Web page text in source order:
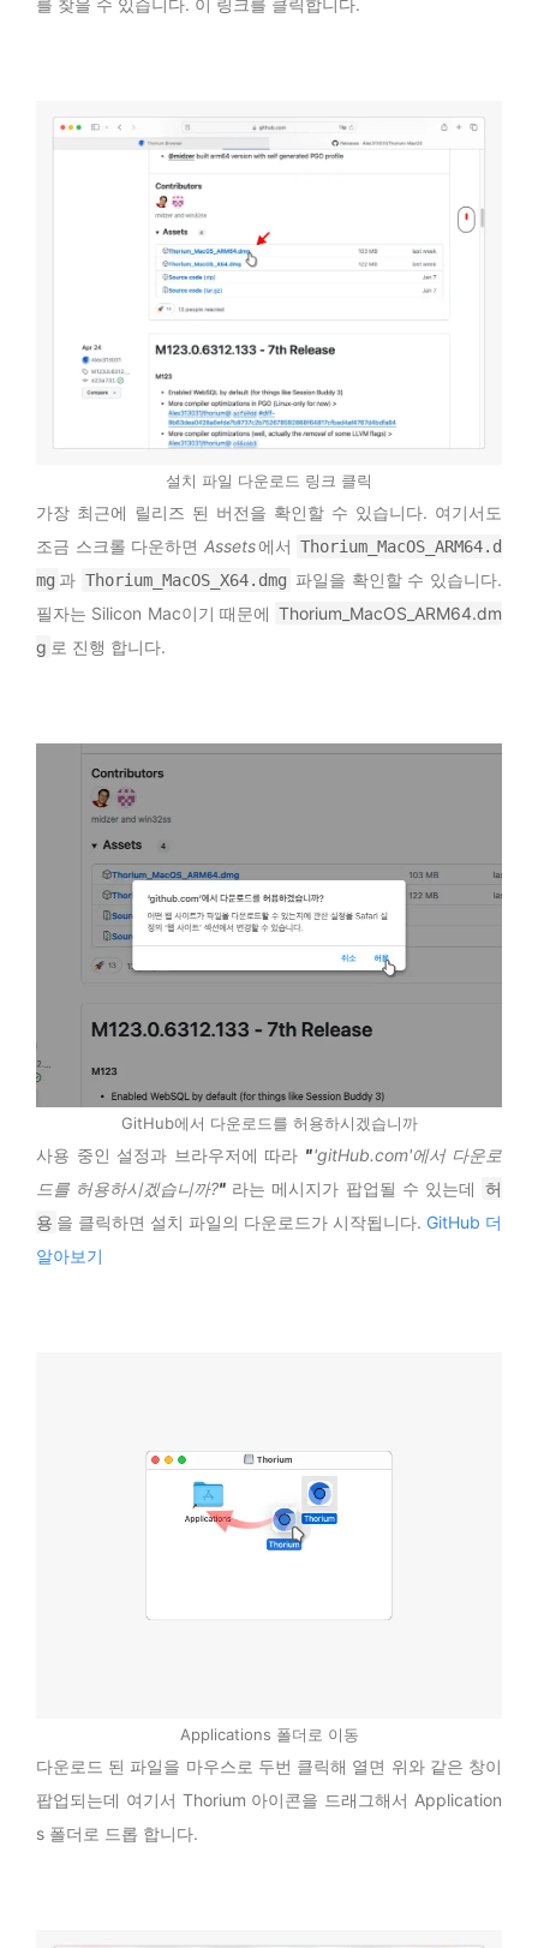
를 찾을 수 있습니다. 이 링크를 클릭합니다.
설치 파일 다운로드 링크 클릭
가장 최근에 릴리즈 된 버전을 확인할 수 있습니다. 여기서도
조금 스크롤 다운하면 Assets 에서 Thorium_MacOS_ARM64.d
mg 과 Thorium_MacOS_X64.dmg 파일을 확인할 수 있습니다.
필자는 Silicon Mac이기 때문에 Thorium_MacOS_ARM64.dm
g 로 진행 합니다.
GitHub에서 다운로드를 허용하시겠습니까
사용 중인 설정과 브라우저에 따라
'gitHub.com'에서 다운로
드를 허용하시겠습니까?
라는 메시지가 팝업될 수 있는데 허
용 을 클릭하면 설치 파일의 다운로드가 시작됩니다. GitHub 더
알아보기
Applications 폴더로 이동
다운로드 된 파일을 마우스로 두번 클릭해 열면 위와 같은 창이
팝업되는데 여기서 Thorium 아이콘을 드래그해서 Application
s 폴더로 드롭 합니다.